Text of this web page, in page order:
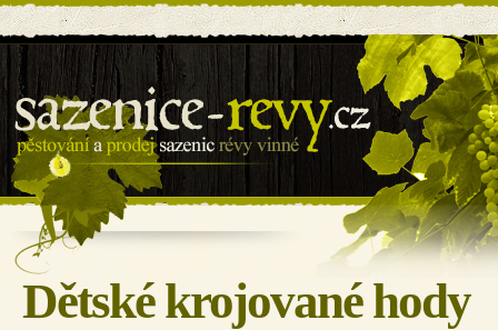
Sazenice révy - BILOVIN s.r.o.
Dětské krojované hody